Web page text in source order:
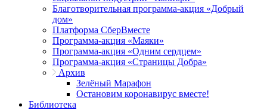
Благотворительная программа-акция «Добрый
дом»
Платформа СберВместе
Программа-акция «Маяки»
Программа-акция «Одним сердцем»
Программа-акция «Страницы Добра»
Архив
Зелёный Марафон
Остановим коронавирус вместе!
Библиотека